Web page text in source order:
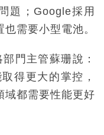
題；Google採用
需要小型電池。
門主管蘇珊說：
得更大的掌控，
域都需要性能更好